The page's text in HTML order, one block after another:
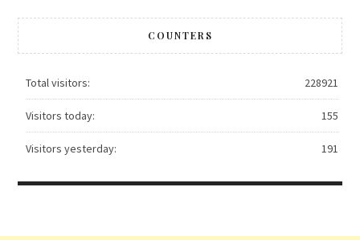
COUNTERS
228921
Total visitors:
155
Visitors today:
191
Visitors yesterday: